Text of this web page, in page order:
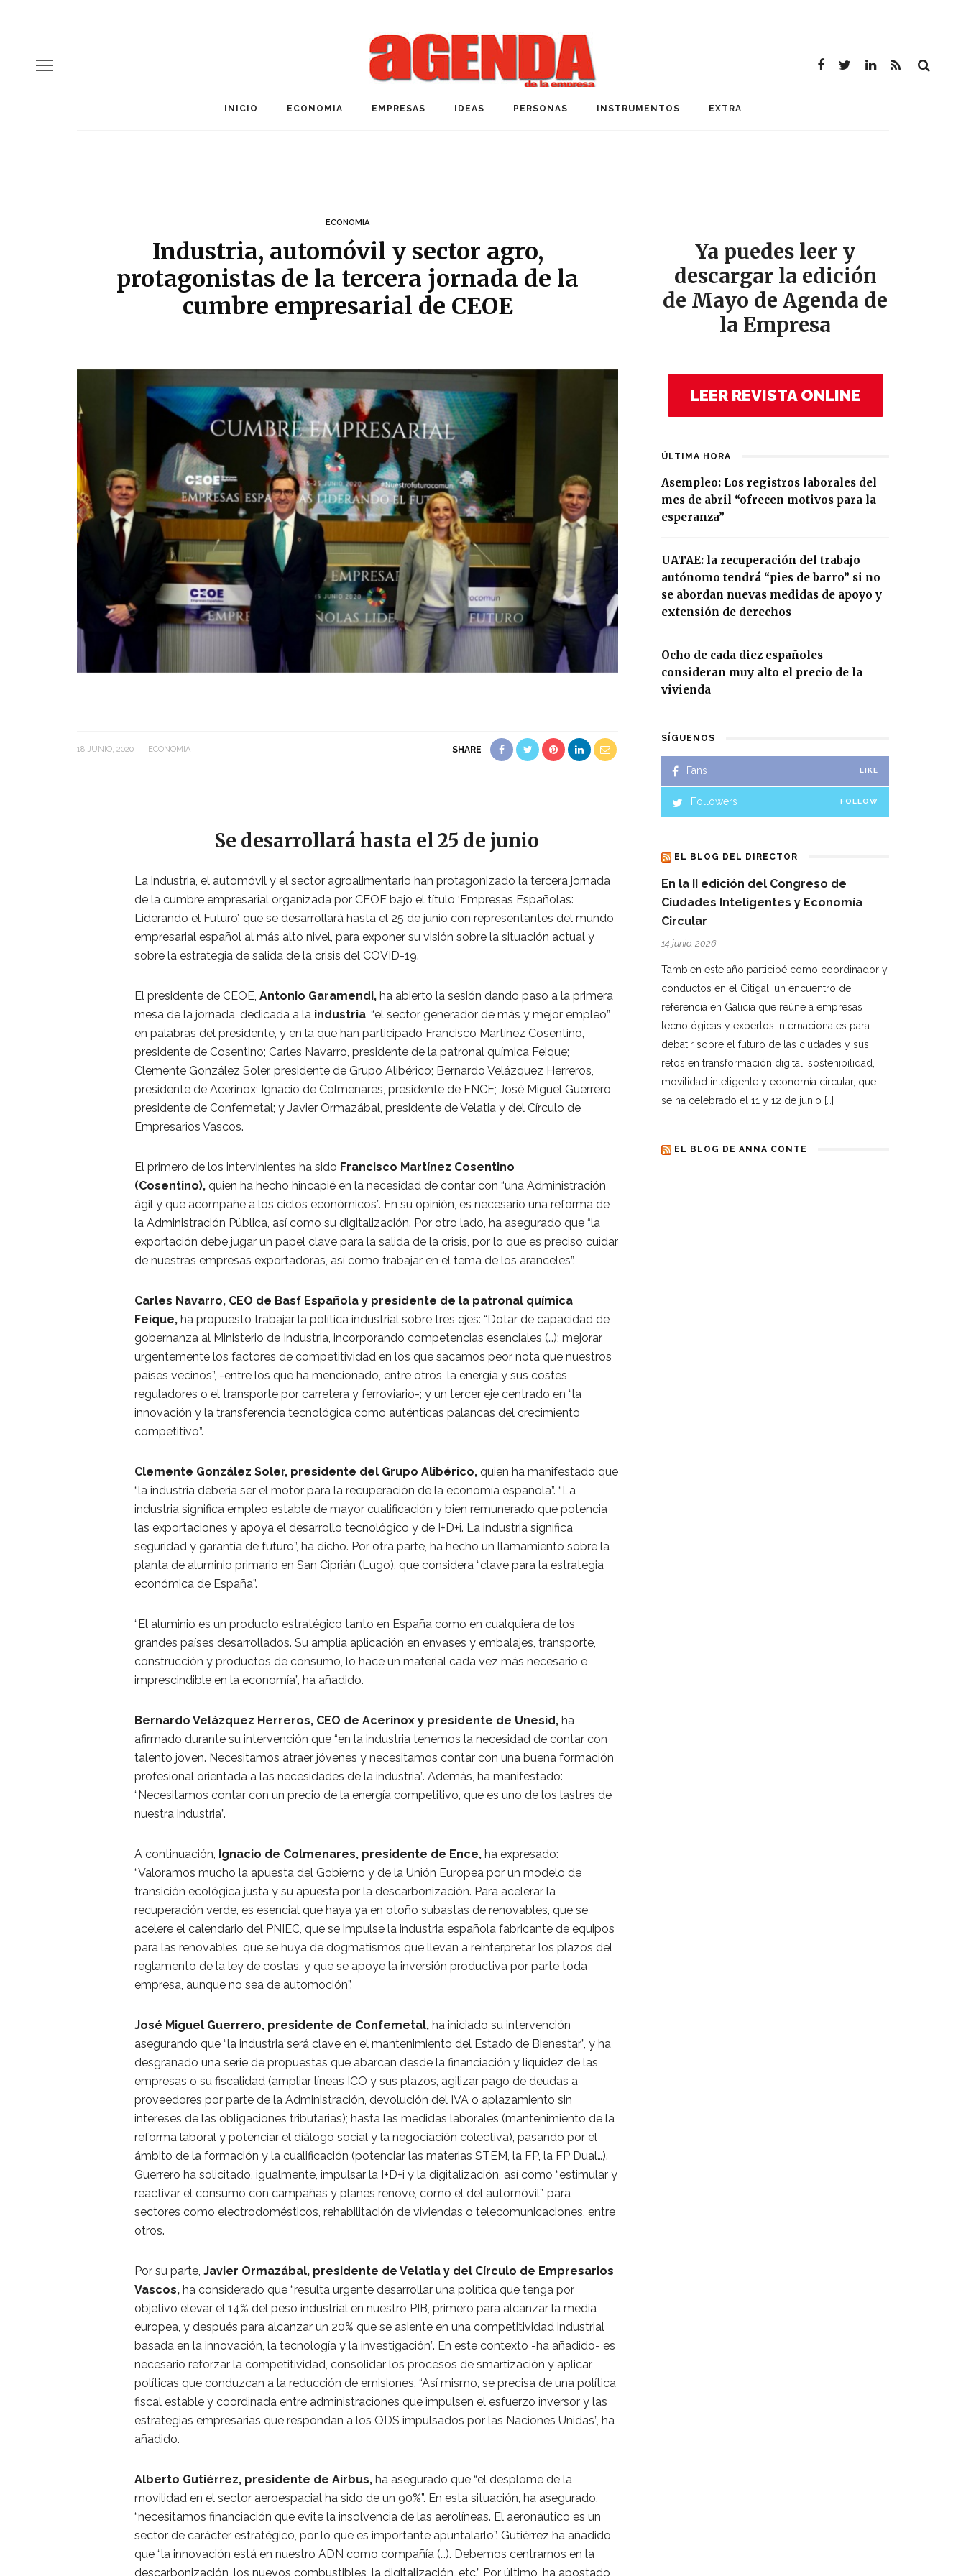
INICIO ECONOMIA EMPRESAS IDEAS PERSONAS INSTRUMENTOS EXTRA
ECONOMIA
Industria, automóvil y sector agro,
protagonistas de la tercera jornada de la
cumbre empresarial de CEOE
18 JUNIO, 2020 ECONOMIA SHARE
Se desarrollará hasta el 25 de junio
La industria, el automóvil y el sector agroalimentario han protagonizado la tercera jornada
de la cumbre empresarial organizada por CEOE bajo el título ‘Empresas Españolas:
Liderando el Futuro’, que se desarrollará hasta el 25 de junio con representantes del mundo
empresarial español al más alto nivel, para exponer su visión sobre la situación actual y
sobre la estrategia de salida de la crisis del COVID-19.
El presidente de CEOE, Antonio Garamendi, ha abierto la sesión dando paso a la primera
mesa de la jornada, dedicada a la industria, “el sector generador de más y mejor empleo”,
en palabras del presidente, y en la que han participado Francisco Martínez Cosentino,
presidente de Cosentino; Carles Navarro, presidente de la patronal química Feique;
Clemente González Soler, presidente de Grupo Alibérico; Bernardo Velázquez Herreros,
presidente de Acerinox; Ignacio de Colmenares, presidente de ENCE; José Miguel Guerrero,
presidente de Confemetal; y Javier Ormazábal, presidente de Velatia y del Círculo de
Empresarios Vascos.
El primero de los intervinientes ha sido Francisco Martínez Cosentino
(Cosentino), quien ha hecho hincapié en la necesidad de contar con “una Administración
ágil y que acompañe a los ciclos económicos”. En su opinión, es necesario una reforma de
la Administración Pública, así como su digitalización. Por otro lado, ha asegurado que “la
exportación debe jugar un papel clave para la salida de la crisis, por lo que es preciso cuidar
de nuestras empresas exportadoras, así como trabajar en el tema de los aranceles”.
Carles Navarro, CEO de Basf Española y presidente de la patronal química
Feique, ha propuesto trabajar la política industrial sobre tres ejes: “Dotar de capacidad de
gobernanza al Ministerio de Industria, incorporando competencias esenciales (…); mejorar
urgentemente los factores de competitividad en los que sacamos peor nota que nuestros
países vecinos”, -entre los que ha mencionado, entre otros, la energía y sus costes
reguladores o el transporte por carretera y ferroviario-; y un tercer eje centrado en “la
innovación y la transferencia tecnológica como auténticas palancas del crecimiento
competitivo”.
Clemente González Soler, presidente del Grupo Alibérico, quien ha manifestado que
“la industria debería ser el motor para la recuperación de la economía española”. “La
industria significa empleo estable de mayor cualificación y bien remunerado que potencia
las exportaciones y apoya el desarrollo tecnológico y de I+D+i. La industria significa
seguridad y garantía de futuro”, ha dicho. Por otra parte, ha hecho un llamamiento sobre la
planta de aluminio primario en San Ciprián (Lugo), que considera “clave para la estrategia
económica de España”.
“El aluminio es un producto estratégico tanto en España como en cualquiera de los
grandes países desarrollados. Su amplia aplicación en envases y embalajes, transporte,
construcción y productos de consumo, lo hace un material cada vez más necesario e
imprescindible en la economía”, ha añadido.
Bernardo Velázquez Herreros, CEO de Acerinox y presidente de Unesid, ha
afirmado durante su intervención que “en la industria tenemos la necesidad de contar con
talento joven. Necesitamos atraer jóvenes y necesitamos contar con una buena formación
profesional orientada a las necesidades de la industria”. Además, ha manifestado:
“Necesitamos contar con un precio de la energía competitivo, que es uno de los lastres de
nuestra industria”.
A continuación, Ignacio de Colmenares, presidente de Ence, ha expresado:
“Valoramos mucho la apuesta del Gobierno y de la Unión Europea por un modelo de
transición ecológica justa y su apuesta por la descarbonización. Para acelerar la
recuperación verde, es esencial que haya ya en otoño subastas de renovables, que se
acelere el calendario del PNIEC, que se impulse la industria española fabricante de equipos
para las renovables, que se huya de dogmatismos que llevan a reinterpretar los plazos del
reglamento de la ley de costas, y que se apoye la inversión productiva por parte toda
empresa, aunque no sea de automoción”.
José Miguel Guerrero, presidente de Confemetal, ha iniciado su intervención
asegurando que “la industria será clave en el mantenimiento del Estado de Bienestar”, y ha
desgranado una serie de propuestas que abarcan desde la financiación y liquidez de las
empresas o su fiscalidad (ampliar líneas ICO y sus plazos, agilizar pago de deudas a
proveedores por parte de la Administración, devolución del IVA o aplazamiento sin
intereses de las obligaciones tributarias); hasta las medidas laborales (mantenimiento de la
reforma laboral y potenciar el diálogo social y la negociación colectiva), pasando por el
ámbito de la formación y la cualificación (potenciar las materias STEM, la FP, la FP Dual…).
Guerrero ha solicitado, igualmente, impulsar la I­+D+i y la digitalización, así como “estimular y
reactivar el consumo con campañas y planes renove, como el del automóvil”, para
sectores como electrodomésticos, rehabilitación de viviendas o telecomunicaciones, entre
otros.
Por su parte, Javier Ormazábal, presidente de Velatia y del Círculo de Empresarios
Vascos, ha considerado que “resulta urgente desarrollar una política que tenga por
objetivo elevar el 14% del peso industrial en nuestro PIB, primero para alcanzar la media
europea, y después para alcanzar un 20% que se asiente en una competitividad industrial
basada en la innovación, la tecnología y la investigación”. En este contexto -ha añadido- es
necesario reforzar la competitividad, consolidar los procesos de smartización y aplicar
políticas que conduzcan a la reducción de emisiones. “Así mismo, se precisa de una política
fiscal estable y coordinada entre administraciones que impulsen el esfuerzo inversor y las
estrategias empresarias que respondan a los ODS impulsados por las Naciones Unidas”, ha
añadido.
Alberto Gutiérrez, presidente de Airbus, ha asegurado que “el desplome de la
movilidad en el sector aeroespacial ha sido de un 90%”. En esta situación, ha asegurado,
“necesitamos financiación que evite la insolvencia de las aerolíneas. El aeronáutico es un
sector de carácter estratégico, por lo que es importante apuntalarlo”. Gutiérrez ha añadido
que “la innovación está en nuestro ADN como compañía (…). Debemos centrarnos en la
descarbonización, los nuevos combustibles, la digitalización, etc.” Por último, ha apostado
Ya puedes leer y
descargar la edición
de Mayo de Agenda de
la Empresa
LEER REVISTA ONLINE
ÚLTIMA HORA
Asempleo: Los registros laborales del
mes de abril “ofrecen motivos para la
esperanza”
UATAE: la recuperación del trabajo
autónomo tendrá “pies de barro” si no
se abordan nuevas medidas de apoyo y
extensión de derechos
Ocho de cada diez españoles
consideran muy alto el precio de la
vivienda
SÍGUENOS
Fans LIKE
Followers FOLLOW
EL BLOG DEL DIRECTOR
En la II edición del Congreso de
Ciudades Inteligentes y Economía
Circular
14 junio, 2026
Tambien este año participé como coordinador y
conductos en el Citigal; un encuentro de
referencia en Galicia que reúne a empresas
tecnológicas y expertos internacionales para
debatir sobre el futuro de las ciudades y sus
retos en transformación digital, sostenibilidad,
movilidad inteligente y economía circular, que
se ha celebrado el 11 y 12 de junio […]
EL BLOG DE ANNA CONTE